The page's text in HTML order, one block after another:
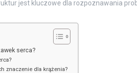
jest kluczowe dla rozpoznawania
serca?
znaczenie dla krążenia?